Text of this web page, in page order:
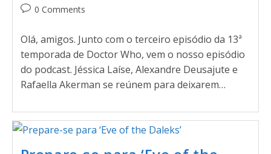
0 Comments
Olá, amigos. Junto com o terceiro episódio da 13ª
temporada de Doctor Who, vem o nosso episódio
do podcast. Jéssica Laíse, Alexandre Deusajute e
Rafaella Akerman se reúnem para deixarem…